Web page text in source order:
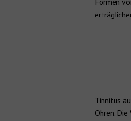
Formen
Tinnitus
Ohren.